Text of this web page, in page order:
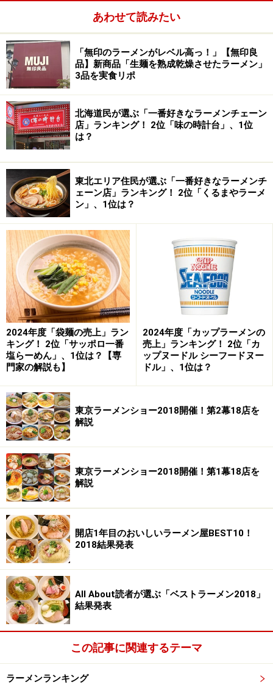
こで店主が新聞を読んでいました。「今日は開けるので
時間か。どうぞ」と言ってくれました。良かったぁ～。
でも、人気店なのかと思ったら誰も来ないのね。
自家製麺の無化調スープ。スープを活かすために具は葱
だけ。（写真は肉そば） メニューは、そばと肉そばの２
種類のみ。麺はラーメン本の写真で見ると手打ちの多加
水のような麺に見えますが食べてみると（変わったのか
な？）どちらかと言えば沖縄そばのような、ボキボキ噛
む音が聞こえてきそうな麺。生茹で？とも思えるような
独特の麺でした。でも、むしろ個性があってこれは私好
み。ただ、近所の人はもしかしたらダメなのかも？だっ
て、30分くらい、誰も来ないんです。地元では人気店で
はないのかも？実際に話を聞いたら、毎日そんなには数
が出てないようです。
スープは結構ダシが効いた濃厚スープ。油も多い。なん
か、こう、とっても印象に残る一軒、一杯でした。ここ
に来れただけでも今回、秋田に来た甲斐があった、とい
うほど。実際、駅へ向かって歩きながら、ふと店に戻っ
てもう一杯食べたくなりました。随分、引力のある店で
す。
【DATA】店名：手打ち 伊藤 住所:秋田県仙北郡角館
町金山下115-66 TEL:0187-54-3880 営業時間:11:00-
17:30 休日:元旦 メニュー:中華そば500・肉そば650
※記事内容は執筆時点のものです。最新の内容をご確認くださ
い。
※メニューや料金などのデータは、取材時または記事公開時点で
の内容です。
あわせて読みたい
「無印のラーメンがレベル高っ！」【無印良
品】新商品「生麺を熟成乾燥させたラーメン」
3品を実食リポ
北海道民が選ぶ「一番好きなラーメンチェーン
店」ランキング！ 2位「味の時計台」、1位
は？
東北エリア住民が選ぶ「一番好きなラーメンチ
ェーン店」ランキング！ 2位「くるまやラーメ
ン」、1位は？
2024年度「袋麺の売上」ラン
キング！ 2位「サッポロ一番
塩らーめん」、1位は？【専
門家の解説も】
2024年度「カップラーメンの
売上」ランキング！ 2位「カ
ップヌードル シーフードヌー
ドル」、1位は？
東京ラーメンショー2018開催！第2幕18店を
解説
東京ラーメンショー2018開催！第1幕18店を
解説
開店1年目のおいしいラーメン屋BEST10！
2018結果発表
All About読者が選ぶ「ベストラーメン2018」
結果発表
この記事に関連するテーマ
ラーメンランキング